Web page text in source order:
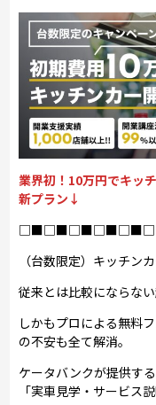
業界初！10万円でキッ
新プラン↓
（台数限定）キッチン
従来とは比較にならな
しかもプロによる無料
の不安も全て解消。
ケータバンクが提供す
「実車見学・サービス